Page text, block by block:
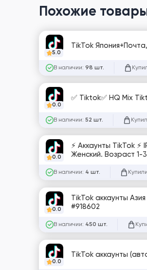
Похожие
5.0
TikTok
В наличии: 98 шт.
0.0
В наличии: 52 шт.
0.0
⚡️ Аккаунты TikTok
Женский. Возраст 1-
В наличии: 4 шт.
0.0
TikTok аккаунты
#918602
В наличии: 450 шт.
0.0
TikTok аккаунты